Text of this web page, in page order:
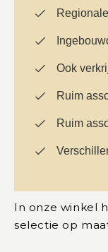
Ook
Ruim
Ruim
In onze winkel
selectie op